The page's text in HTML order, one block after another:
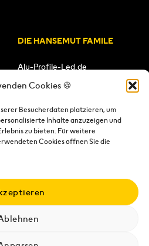
Cookies 🍪
Besucherdaten platzieren, um
Inhalte anzuzeigen und
zu bieten. Für weitere
Cookies öffnen Sie die
DIE HANSEMUT FAMILE
Alu-Profile-Led.de
Lichtpaket.de
|Wiederrufsrecht